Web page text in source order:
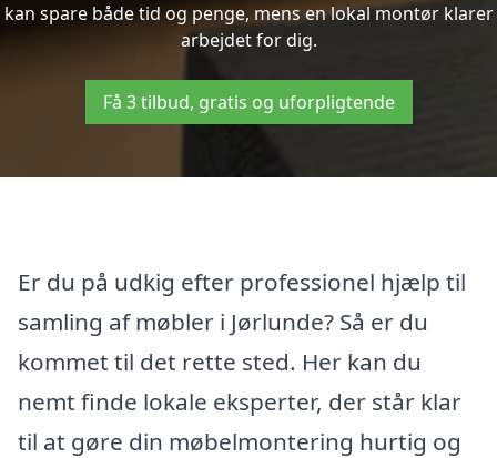
kan spare både tid og penge, mens en lokal montør klarer
arbejdet for dig.
Få 3 tilbud, gratis og uforpligtende
Er du på udkig efter professionel hjælp til
samling af møbler i Jørlunde? Så er du
kommet til det rette sted. Her kan du
nemt finde lokale eksperter, der står klar
til at gøre din møbelmontering hurtig og